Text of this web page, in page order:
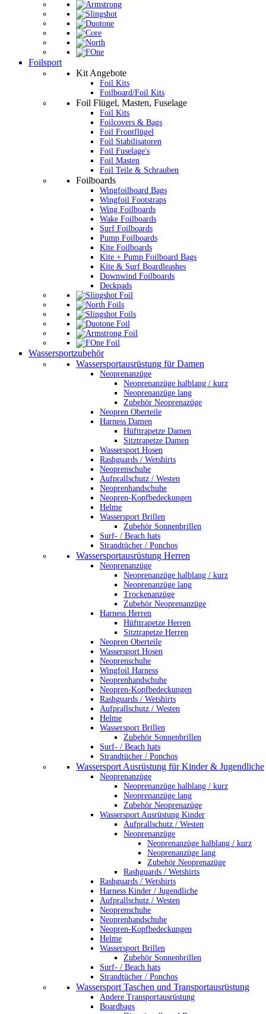
Foilsport
Kit Angebote
Foil Kits
Foilboard/Foil Kits
Foil Flügel, Masten, Fuselage
Foil Kits
Foilcovers & Bags
Foil Frontflügel
Foil Stabilisatoren
Foil Fuselage's
Foil Masten
Foil Teile & Schrauben
Foilboards
Wingfoilboard Bags
Wingfoil Footstraps
Wing Foilboards
Wake Foilboards
Surf Foilboards
Pump Foilboards
Kite Foilboards
Kite + Pump Foilboard Bags
Kite & Surf Boardleashes
Downwind Foilboards
Deckpads
Wassersportzubehör
Wassersportausrüstung für Damen
Neoprenanzüge
Neoprenanzüge halblang / kurz
Neoprenanzüge lang
Zubehör Neoprenazüge
Neopren Oberteile
Harness Damen
Hüfttrapetze Damen
Sitztrapetze Damen
Wassersport Hosen
Rashguards / Wetshirts
Neoprenschuhe
Aufprallschutz / Westen
Neoprenhandschuhe
Neopren-Kopfbedeckungen
Helme
Wassersport Brillen
Zubehör Sonnenbrillen
Surf- / Beach hats
Strandtücher / Ponchos
Wassersportausrüstung Herren
Neoprenanzüge
Neoprenanzüge halblang / kurz
Neoprenanzüge lang
Trockenanzüge
Zubehör Neoprenanzüge
Harness Herren
Hüfttrapetze Herren
Sitztrapetze Herren
Neopren Oberteile
Wassersport Hosen
Neoprenschuhe
Wingfoil Harness
Neoprenhandschuhe
Neopren-Kopfbedeckungen
Rashguards / Wetshirts
Aufprallschutz / Westen
Helme
Wassersport Brillen
Zubehör Sonnenbrillen
Surf- / Beach hats
Strandtücher / Ponchos
Wassersport Ausrüstung für Kinder & Jugendliche
Neoprenanzüge
Neoprenanzüge halblang / kurz
Neoprenanzüge lang
Zubehör Neoprenazüge
Wassersport Ausrüstung Kinder
Aufprallschutz / Westen
Neoprenanzüge
Neoprenanzüge halblang / kurz
Neoprenanzüge lang
Zubehör Neoprenazüge
Rashguards / Wetshirts
Rashguards / Wetshirts
Harness Kinder / Jugendliche
Aufprallschutz / Westen
Neoprenschuhe
Neoprenhandschuhe
Neopren-Kopfbedeckungen
Helme
Wassersport Brillen
Zubehör Sonnenbrillen
Surf- / Beach hats
Strandtücher / Ponchos
Wassersport Taschen und Transportausrüstung
Andere Transportausrüstung
Boardbags